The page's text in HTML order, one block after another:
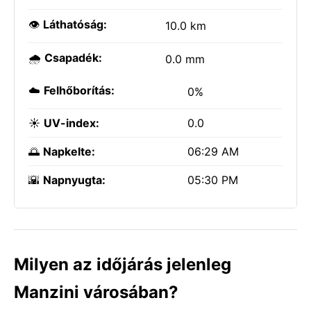
👁️ Láthatóság: 10.0 km
🌧️ Csapadék: 0.0 mm
☁️ Felhőborítás: 0%
☀️ UV-index: 0.0
🌅 Napkelte: 06:29 AM
🌇 Napnyugta: 05:30 PM
Milyen az időjárás jelenleg
Manzini városában?